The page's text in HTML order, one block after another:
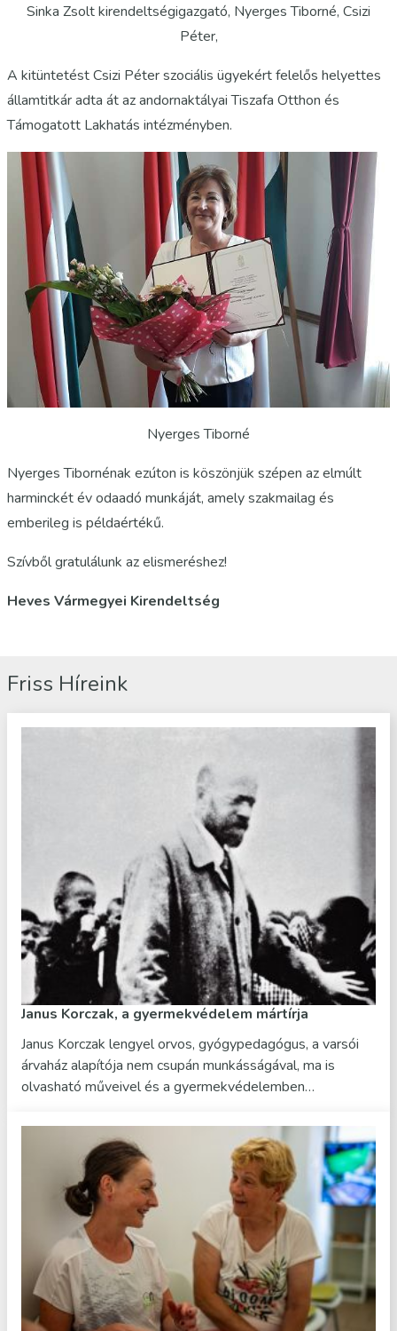
Sinka Zsolt kirendeltségigazgató, Nyerges Tiborné, Csizi
Péter,
A kitüntetést Csizi Péter szociális ügyekért felelős helyettes
államtitkár adta át az andornaktályai Tiszafa Otthon és
Támogatott Lakhatás intézményben.
Nyerges Tiborné
Nyerges Tibornénak ezúton is köszönjük szépen az elmúlt
harminckét év odaadó munkáját, amely szakmailag és
emberileg is példaértékű.
Szívből gratulálunk az elismeréshez!
Heves Vármegyei Kirendeltség
Friss Híreink
Janus Korczak, a gyermekvédelem mártírja
Janus Korczak lengyel orvos, gyógypedagógus, a varsói
árvaház alapítója nem csupán munkásságával, ma is
olvasható műveivel és a gyermekvédelemben…